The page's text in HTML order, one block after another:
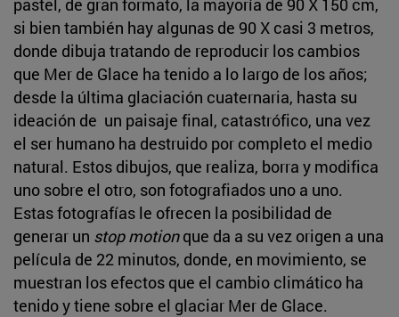
pastel, de gran formato, la mayoría de 90 X 150 cm,
si bien también hay algunas de 90 X casi 3 metros,
donde dibuja tratando de reproducir los cambios
que Mer de Glace ha tenido a lo largo de los años;
desde la última glaciación cuaternaria, hasta su
ideación de un paisaje final, catastrófico, una vez
el ser humano ha destruido por completo el medio
natural. Estos dibujos, que realiza, borra y modifica
uno sobre el otro, son fotografiados uno a uno.
Estas fotografías le ofrecen la posibilidad de
generar un stop motionque da a su vez origen a una
película de 22 minutos, donde, en movimiento, se
muestran los efectos que el cambio climático ha
tenido y tiene sobre el glaciar Mer de Glace.